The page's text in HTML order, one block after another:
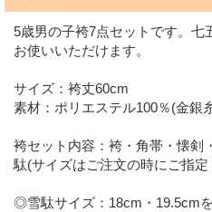
5歳男の子袴7点セットです。七
お使いいただけます。
サイズ：袴丈60cm
素材：ポリエステル100％(金銀
袴セット内容：袴・角帯・懐剣
駄(サイズはご注文の時にご指定
◎雪駄サイズ：18cm・19.5cm